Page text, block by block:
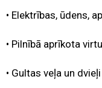
• Elektrības, ūdens,
• Pilnībā aprīkota
• Gultas veļa un